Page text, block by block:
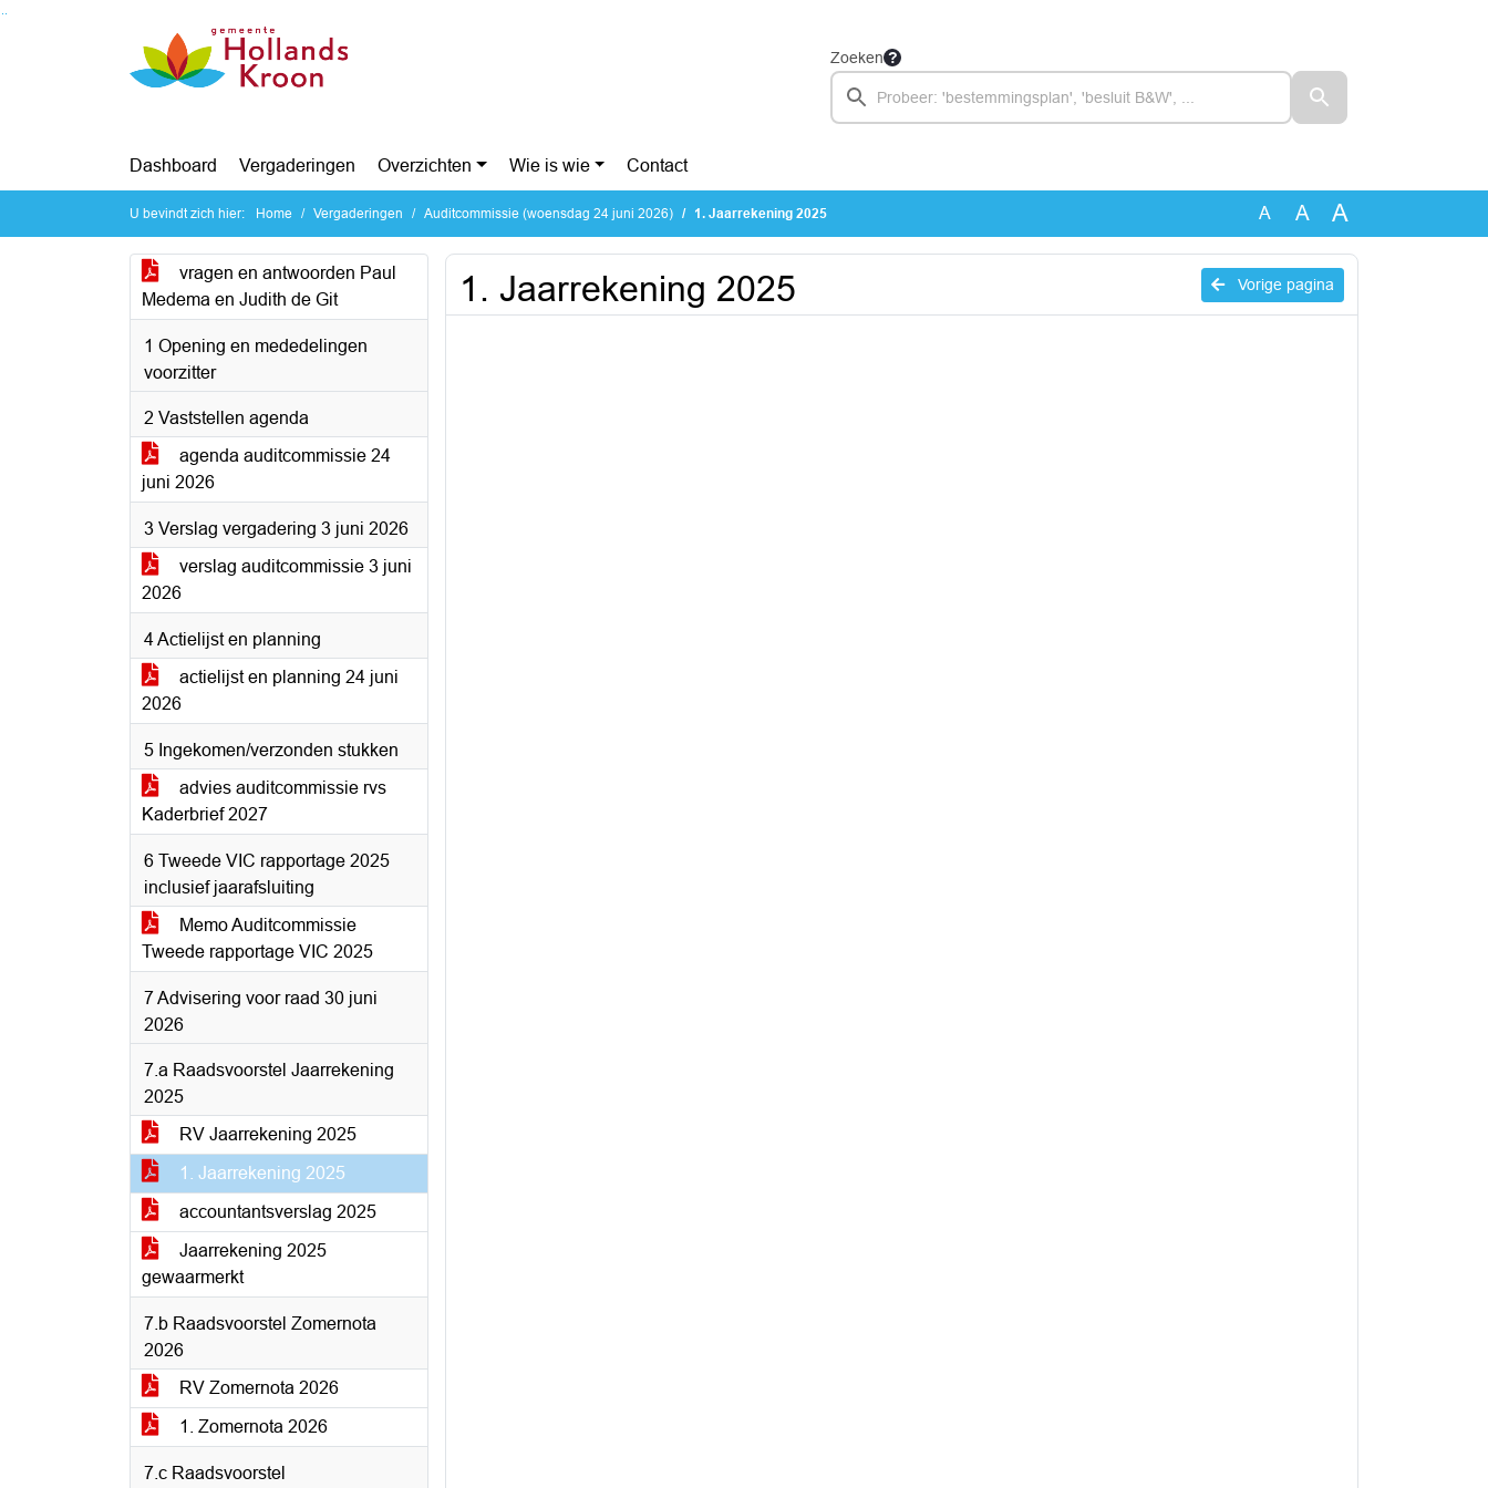
Ga naar de inhoud van deze pagina
Zoeken
Dashboard Vergaderingen Overzichten Wie is wie Contact
U bevindt zich hier: Home Vergaderingen Auditcommissie (woensdag 24 juni 2026) 1. Jaarrekening 2025 A A A
vragen en antwoorden Paul
Medema en Judith de Git
1 Opening en mededelingen
voorzitter
2 Vaststellen agenda
agenda auditcommissie 24
juni 2026
3 Verslag vergadering 3 juni 2026
verslag auditcommissie 3 juni
2026
4 Actielijst en planning
actielijst en planning 24 juni
2026
5 Ingekomen/verzonden stukken
advies auditcommissie rvs
Kaderbrief 2027
6 Tweede VIC rapportage 2025
inclusief jaarafsluiting
Memo Auditcommissie
Tweede rapportage VIC 2025
7 Advisering voor raad 30 juni
2026
7.a Raadsvoorstel Jaarrekening
2025
RV Jaarrekening 2025
1. Jaarrekening 2025
accountantsverslag 2025
Jaarrekening 2025
gewaarmerkt
7.b Raadsvoorstel Zomernota
2026
RV Zomernota 2026
1. Zomernota 2026
7.c Raadsvoorstel
Vorige pagina
1. Jaarrekening 2025